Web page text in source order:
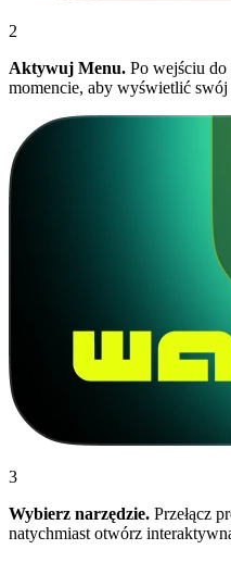
2
Aktywuj Menu. Po wejściu
momencie, aby wyświetlić swój
3
Wybierz narzędzie. Przełącz
natychmiast otwórz